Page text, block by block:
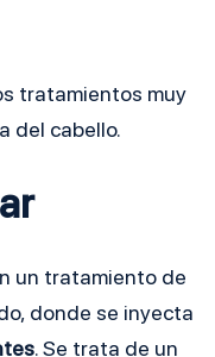
tratamientos muy
del cabello.
un tratamiento de
donde se inyecta
. Se trata de un